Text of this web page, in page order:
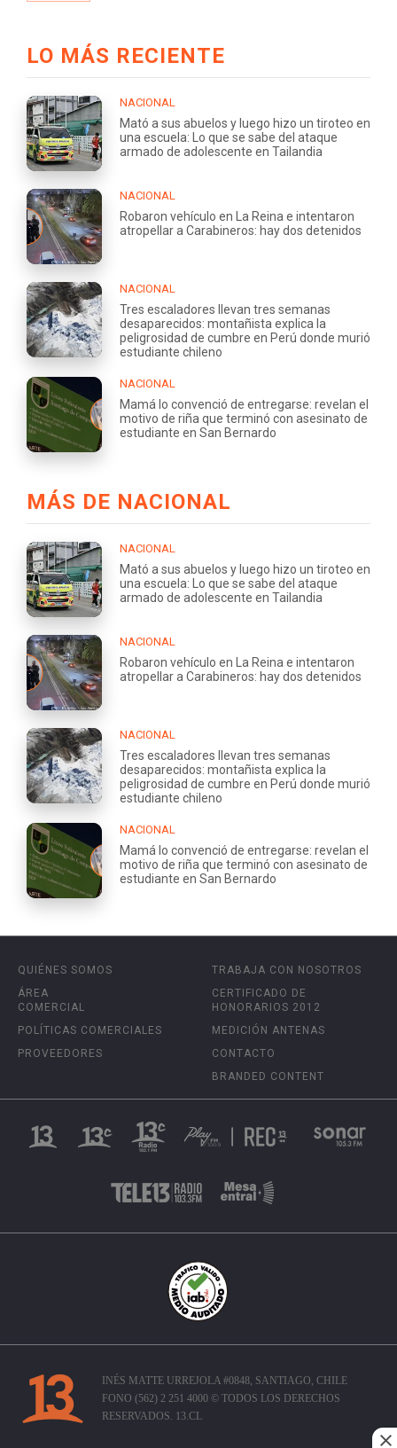
LO MÁS RECIENTE
NACIONAL
Mató a sus abuelos y luego hizo un tiroteo en
una escuela: Lo que se sabe del ataque
armado de adolescente en Tailandia
NACIONAL
Robaron vehículo en La Reina e intentaron
atropellar a Carabineros: hay dos detenidos
NACIONAL
Tres escaladores llevan tres semanas
desaparecidos: montañista explica la
peligrosidad de cumbre en Perú donde murió
estudiante chileno
NACIONAL
Mamá lo convenció de entregarse: revelan el
motivo de riña que terminó con asesinato de
estudiante en San Bernardo
MÁS DE NACIONAL
NACIONAL
Mató a sus abuelos y luego hizo un tiroteo en
una escuela: Lo que se sabe del ataque
armado de adolescente en Tailandia
NACIONAL
Robaron vehículo en La Reina e intentaron
atropellar a Carabineros: hay dos detenidos
NACIONAL
Tres escaladores llevan tres semanas
desaparecidos: montañista explica la
peligrosidad de cumbre en Perú donde murió
estudiante chileno
NACIONAL
Mamá lo convenció de entregarse: revelan el
motivo de riña que terminó con asesinato de
estudiante en San Bernardo
QUIÉNES SOMOS
ÁREA
COMERCIAL
POLÍTICAS COMERCIALES
PROVEEDORES
TRABAJA CON NOSOTROS
CERTIFICADO DE
HONORARIOS 2012
MEDICIÓN ANTENAS
CONTACTO
BRANDED CONTENT
INÉS MATTE URREJOLA #0848, SANTIAGO, CHILE
FONO (562) 2 251 4000 © TODOS LOS DERECHOS
RESERVADOS. 13.CL